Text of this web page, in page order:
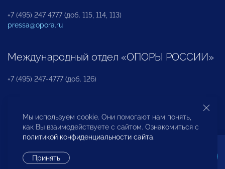
+7 (495) 247 4777 (доб. 115, 114, 113)
pressa@opora.ru
Международный отдел «ОПОРЫ РОССИИ»
+7 (495) 247-4777 (доб. 126)
Бюро по защите прав предпринимателей и
инвесторов
Мы используем cookie. Они помогают нам понять,
как Вы взаимодействуете с сайтом. Ознакомиться с
политикой конфиденциальности сайта.
Принять